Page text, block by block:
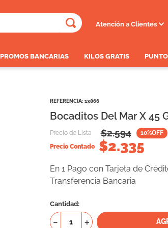
Atención a Clientes
PROMOS BANCARIAS KILOS GRATIS
REFERENCIA: 13866
Bocaditos Del Mar X 45
Precio de Lista $2.594 10%OFF
Precio Contado
$2.335
En 1 Pago con Tarjeta de
Transferencia Bancaria
Cantidad
＋
－